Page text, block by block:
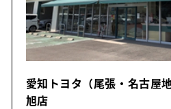
愛知トヨタ（尾張・名古屋
旭店